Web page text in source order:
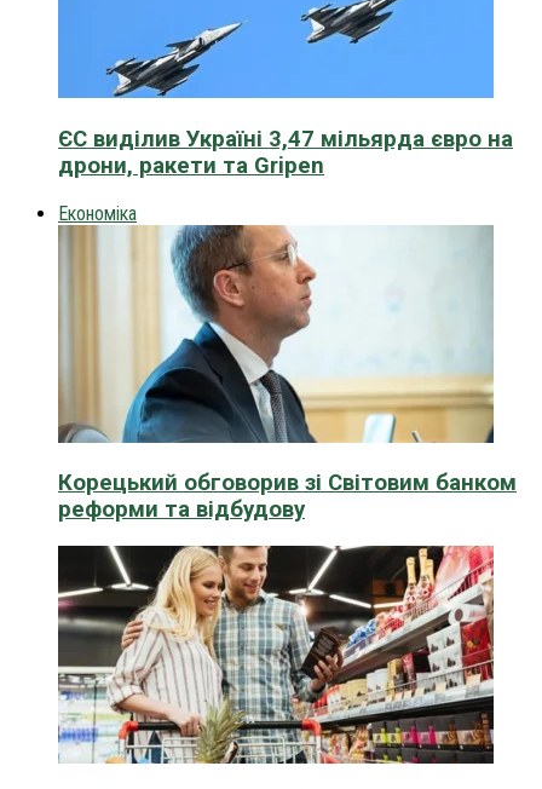
ЄС виділив Україні 3,47 мільярда євро на
дрони, ракети та Gripen
Економіка
Корецький обговорив зі Світовим банком
реформи та відбудову